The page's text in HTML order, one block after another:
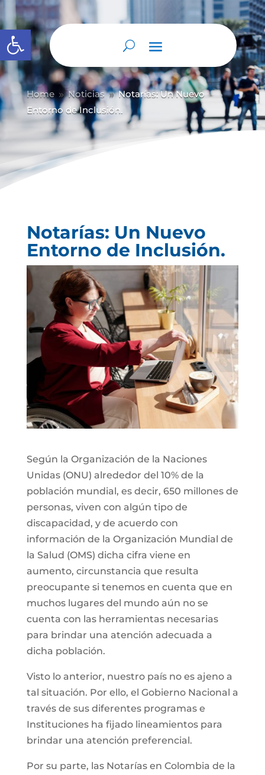
Abrir barra de herramientas
Home 9 Noticias 9 Notarías: Un Nuevo
Entorno de Inclusión.
Notarías: Un Nuevo
Entorno de Inclusión.
Según la Organización de la Naciones
Unidas (ONU) alrededor del 10% de la
población mundial, es decir, 650 millones de
personas, viven con algún tipo de
discapacidad, y de acuerdo con
información de la Organización Mundial de
la Salud (OMS) dicha cifra viene en
aumento, circunstancia que resulta
preocupante si tenemos en cuenta que en
muchos lugares del mundo aún no se
cuenta con las herramientas necesarias
para brindar una atención adecuada a
dicha población.
Visto lo anterior, nuestro país no es ajeno a
tal situación. Por ello, el Gobierno Nacional a
través de sus diferentes programas e
Instituciones ha fijado lineamientos para
brindar una atención preferencial.
Por su parte, las Notarías en Colombia de la